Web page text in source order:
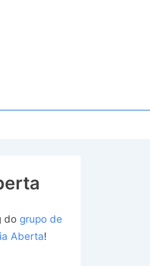
do grupo de
Aberta!